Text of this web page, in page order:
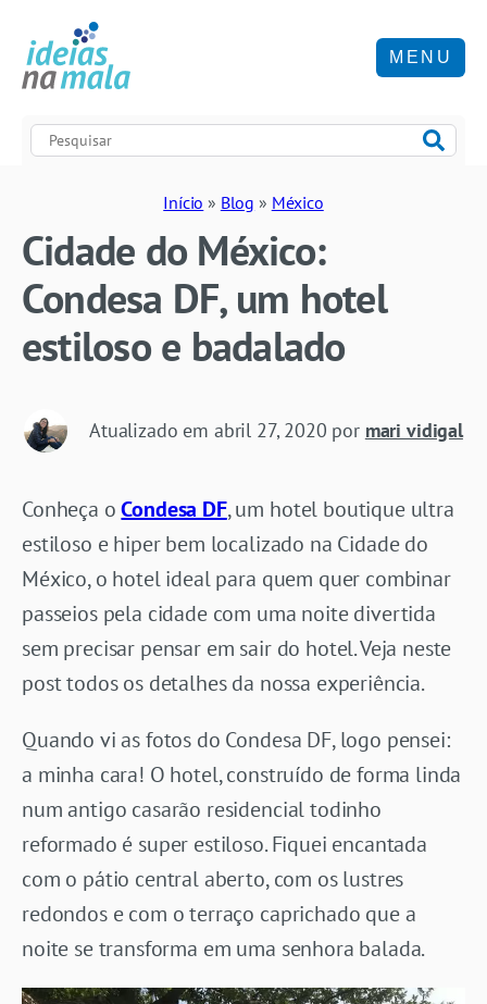
MENU
Início » Blog » México
Cidade do México:
Condesa DF, um hotel
estiloso e badalado
Atualizado em abril 27, 2020 por mari vidigal
Conheça oCondesa DF, um hotel boutique ultra
estiloso e hiper bem localizado na Cidade do
México, o hotel ideal para quem quer combinar
passeios pela cidade com uma noite divertida
sem precisar pensar em sair do hotel. Veja neste
post todos os detalhes da nossa experiência.
Quando vi as fotos do Condesa DF, logo pensei:
a minha cara! O hotel, construído de forma linda
num antigo casarão residencial todinho
reformado é super estiloso. Fiquei encantada
com o pátio central aberto, com os lustres
redondos e com o terraço caprichado que a
noite se transforma em uma senhora balada.